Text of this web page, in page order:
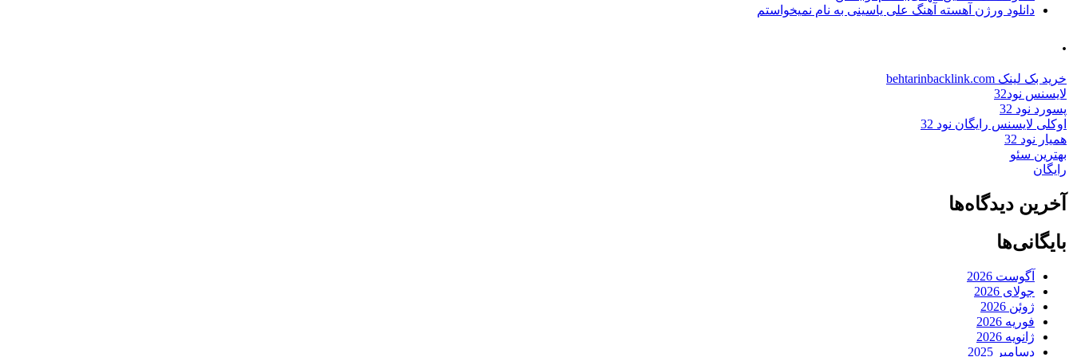
دانلود ورژن آهسته آهنگ علی یاسینی به نام نمیخواستم
.
خرید بک لینک behtarinbacklink.com
لایسنس نود32
پسورد نود 32
اوکلی لایسنس رایگان نود 32
همیار نود 32
بهترین سئو
رایگان
آخرین دیدگاه‌ها
بایگانی‌ها
آگوست 2026
جولای 2026
ژوئن 2026
فوریه 2026
ژانویه 2026
دسامبر 2025